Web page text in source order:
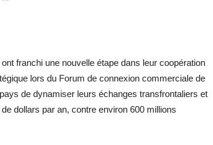
franchi une nouvelle étape dans leur coopération
lors du Forum de connexion commerciale de
de dynamiser leurs échanges transfrontaliers et
dollars par an, contre environ 600 millions